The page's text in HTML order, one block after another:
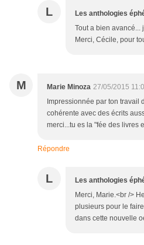
L Les anthologies
Tout a bien avancé...
Merci, Cécile, pour
M Marie Minoza 27/05/2015
Impressionnée par ton travail
cohérente avec des écrits
merci...tu es la "fée des livres
Répondre
L Les anthologies
Merci, Marie.<br />
plusieurs pour le
dans cette nouvelle